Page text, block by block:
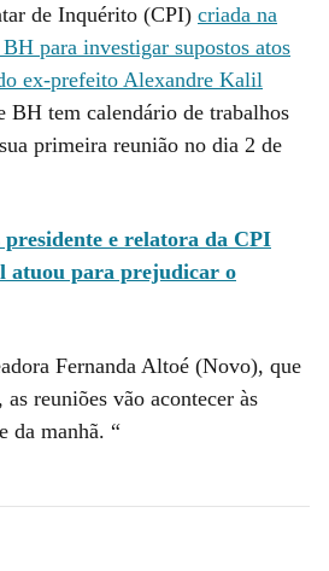
de Inquérito (CPI) criada na
para investigar supostos atos
ex-prefeito Alexandre Kalil
BH tem calendário de trabalhos
primeira reunião no dia 2 de
presidente e relatora da CPI
atuou para prejudicar o
Fernanda Altoé (Novo), que
reuniões vão acontecer às
da manhã. “